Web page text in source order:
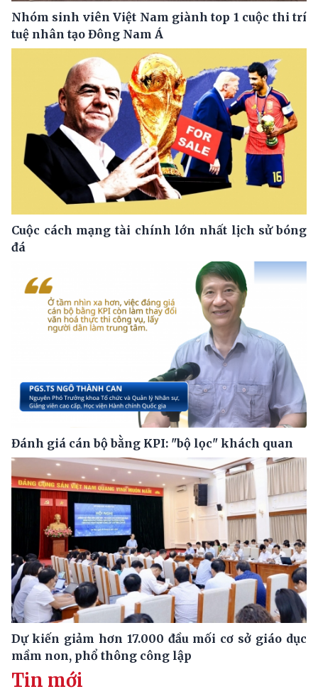
Nhóm sinh viên Việt Nam giành top 1 cuộc thi trí
tuệ nhân tạo Đông Nam Á
Cuộc cách mạng tài chính lớn nhất lịch sử bóng
đá
Đánh giá cán bộ bằng KPI: "bộ lọc" khách quan
Dự kiến giảm hơn 17.000 đầu mối cơ sở giáo dục
mầm non, phổ thông công lập
Tin mới